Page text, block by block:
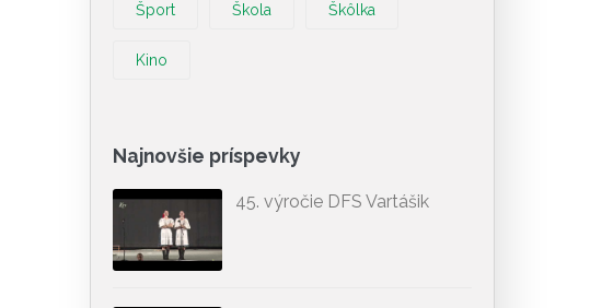
Šport Škola Škôlka
Kino
Najnovšie príspevky
45. výročie DFS Vartášik